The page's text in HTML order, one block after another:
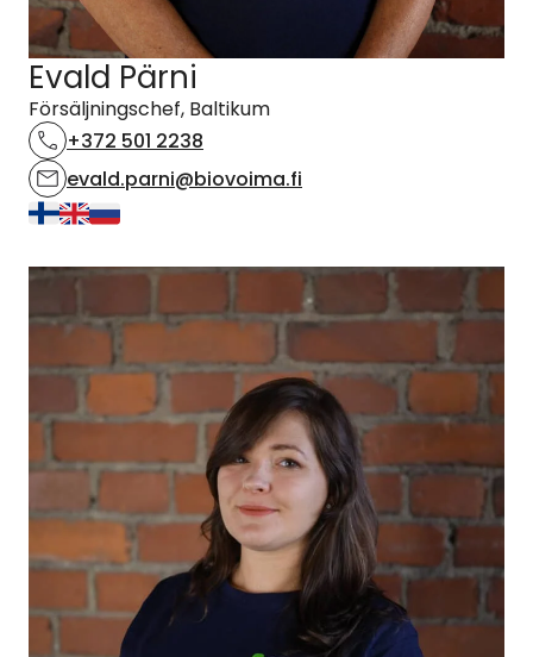
Evald Pärni
Försäljningschef, Baltikum
+372 501 2238
evald.parni@biovoima.fi